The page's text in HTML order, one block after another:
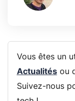
Vous êtes un
Actualitésou
Suivez-nous